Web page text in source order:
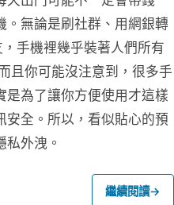
。無論是刷社群、用網銀轉
手機裡幾乎裝著人們所有
且你可能沒注意到，很多手
是為了讓你方便使用才這樣
安全。所以，看似貼心的預
外洩。
繼續閱讀→